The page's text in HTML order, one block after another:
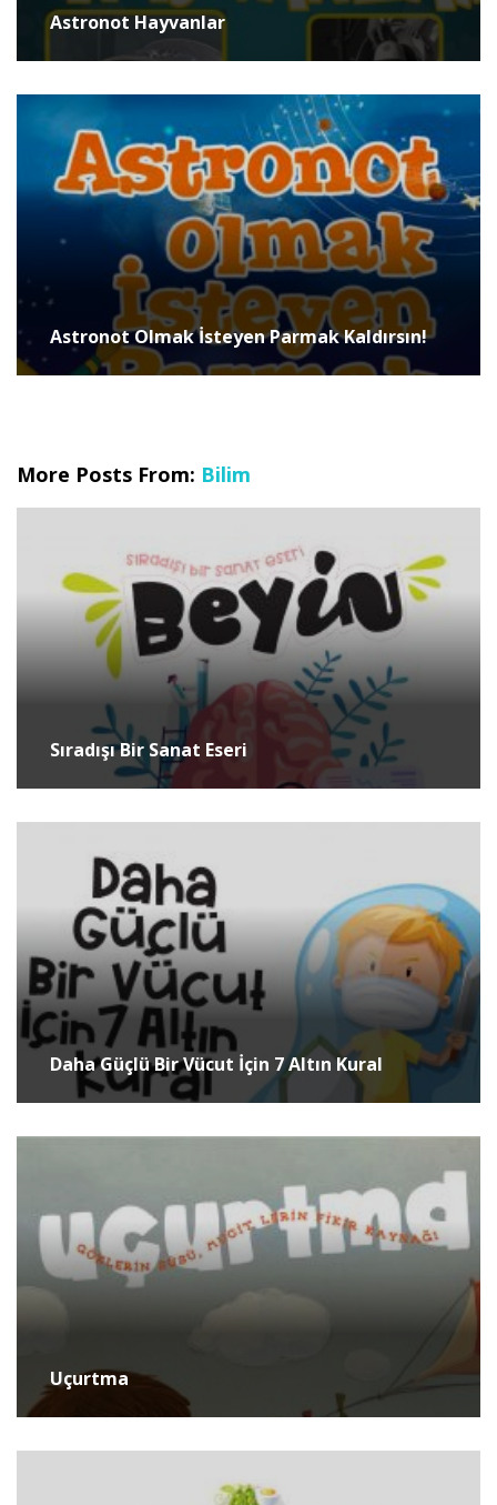
Astronot Hayvanlar
Astronot Olmak İsteyen Parmak Kaldırsın!
More Posts From: Bilim
Sıradışı Bir Sanat Eseri
Daha Güçlü Bir Vücut İçin 7 Altın Kural
Uçurtma